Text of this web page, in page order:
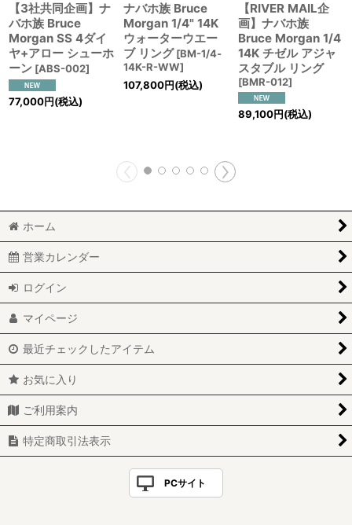
【3社共同企画】ナ
バホ族 Bruce
Morgan SS 4ダイ
ヤ+アロー シューホ
ーン [ABS-002]
77,000円(税込)
ナバホ族 Bruce
Morgan 1/4" 14K
ウォーターウエー
ブ リング [BM-1/4‐
14K-R-WW]
107,800円(税込)
【RIVER MAIL企
画】ナバホ族
Bruce Morgan 1/4
14K チゼル アジャ
スタブル リング
[BMR-012]
89,100円(税込)
ホーム
営業カレンダー
ログイン
マイページ
最近チェックしたアイテム
お気に入り
ご利用案内
特定商取引法表示
PCサイト